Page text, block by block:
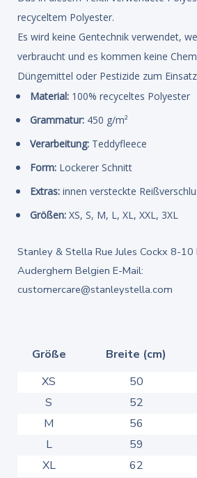
recyceltem Polyester.
Es wird keine Gentechnik verwendet,
verbraucht und es kommen keine
Düngemittel oder Pestizide zum
Material: 100% recyceltes Polyester
Grammatur: 450 g/m²
Verarbeitung: Teddyfleece
Form: Lockerer Schnitt
Extras: innen versteckte
Größen: XS, S, M, L, XL, XXL, 3XL
Stanley & Stella Rue Jules Cockx 8-
Auderghem Belgien E-Mail:
customercare@stanleystella.com
Größe Breite (cm)
XS
50
S
52
M
56
L
59
XL
62